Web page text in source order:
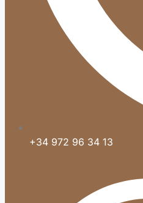
+34 972 96 34 13